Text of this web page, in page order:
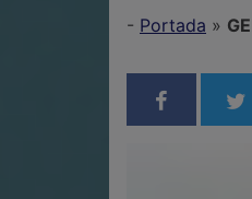
- Portada »